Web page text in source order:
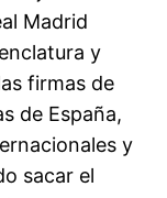
Madrid
y
firmas de
de España,
y
sacar el